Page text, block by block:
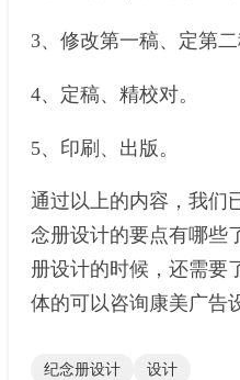
3、修改第一稿、定第二
4、定稿、精校对。
5、印刷、出版。
通过以上的内容，我们
念册设计的要点有哪些
册设计的时候，还需要
体的可以咨询康美广告
纪念册设计 设计